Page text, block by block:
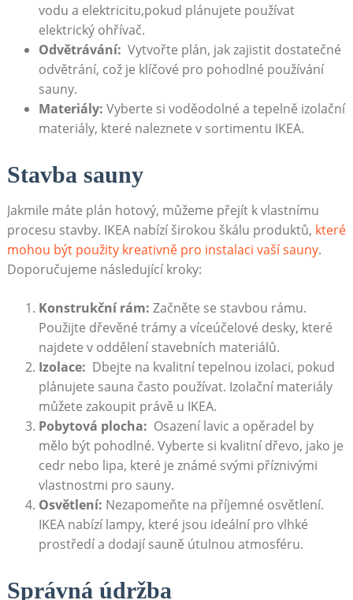
vodu⁣ a⁣ elektricitu,pokud plánujete ‌používat
elektrický ohřívač.
Odvětrávání: ⁣ Vytvořte plán, jak⁣ zajistit dostatečné
odvětrání, což⁢ je klíčové pro pohodlné ⁣používání
⁣sauny.
Materiály: Vyberte⁣ si voděodolné⁢ a tepelně izolační
​materiály, které naleznete v sortimentu ‌IKEA.
Stavba sauny
Jakmile máte plán hotový, můžeme přejít k vlastnímu
procesu ⁢stavby. IKEA nabízí širokou škálu⁤ produktů, které‌
mohou⁢ být ⁤použity kreativně pro ‍instalaci vaší ⁣sauny.
Doporučujeme následující‌ kroky:
Konstrukční rám: Začněte⁢ se stavbou rámu.
Použijte ‌dřevěné trámy‌ a víceúčelové desky, které
najdete v oddělení stavebních materiálů.
Izolace: ⁢ Dbejte na​ kvalitní tepelnou izolaci,‍ pokud‌
plánujete sauna často používat.‌ Izolační ‌materiály
můžete ‍zakoupit právě u IKEA.
Pobytová plocha: ⁤ Osazení lavic a opěradel by
⁤mělo‌ být pohodlné. Vyberte si kvalitní dřevo, jako je
cedr nebo lipa, které je známé svými příznivými
vlastnostmi ‌pro sauny.
Osvětlení: ⁤Nezapomeňte na příjemné osvětlení.
IKEA nabízí lampy, ⁤které jsou ideální pro vlhké​
prostředí a dodají ⁤sauně útulnou atmosféru.
Správná ‍údržba